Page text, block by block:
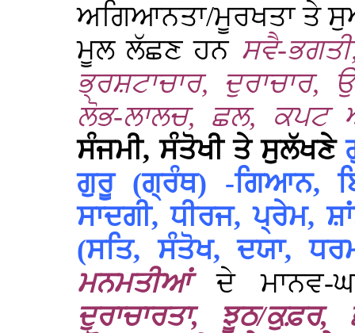
ਅਗਿਆਨਤਾ/ਮੂਰਖਤਾ ਤੇ
ਮੂਲ ਲੱਛਣ ਹਨ ਸਵੈ-
ਭ੍ਰਸ਼ਟਾਚਾਰ,
ਲੋਭ-ਲਾਲਚ, ਛਲ, ਕਪਟ
ਸੰਜਮੀ, ਸੰਤੋਖੀ ਤੇ ਸੁਲੱਖਣੇ
ਗੁਰੂ (ਗ੍ਰੰਥ) -ਗਿਆਨ,
ਸਾਦਗੀ, ਧੀਰਜ, ਪ੍ਰੇਮ,
(ਸਤਿ, ਸੰਤੋਖ, ਦਯਾ,
ਮਨਮਤੀਆਂ
ਦੇ ਮਾਨਵ-
ਦੁਰਾਚਾਰਤਾ, ਝੂਠ/